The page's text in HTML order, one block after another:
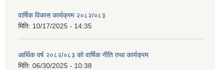
वार्षिक विकास कार्यक्रम २०८२/०८३
मिति: 10/17/2025 - 14:35
आर्थिक वर्ष २०८२/०८३ को वार्षिक नीति तथा कार्यक्रम
मिति: 06/30/2025 - 10:38